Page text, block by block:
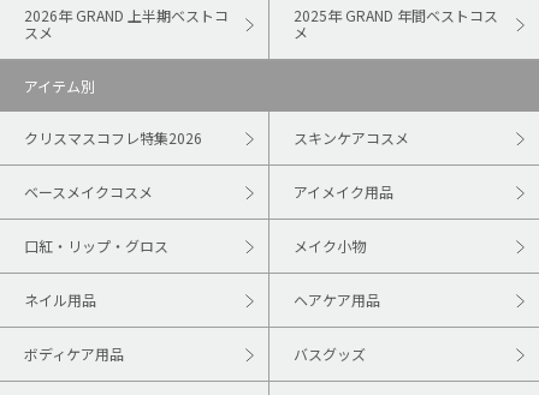
2026年 GRAND 上半期ベストコ
スメ
2025年 GRAND 年間ベストコス
メ
アイテム別
クリスマスコフレ特集2026 スキンケアコスメ
ベースメイクコスメ アイメイク用品
口紅・リップ・グロス メイク小物
ネイル用品 ヘアケア用品
ボディケア用品 バスグッズ